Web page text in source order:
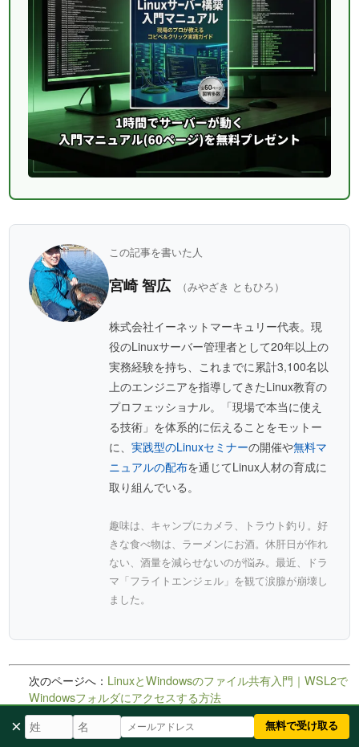
× 無料で受け取る
この記事を書いた人
宮崎 智広 （みやざき ともひろ）
株式会社イーネットマーキュリー代表。現
役のLinuxサーバー管理者として20年以上の
実務経験を持ち、これまでに累計3,100名以
上のエンジニアを指導してきたLinux教育の
プロフェッショナル。「現場で本当に使え
る技術」を体系的に伝えることをモットー
に、実践型のLinuxセミナーの開催や無料マ
ニュアルの配布を通じてLinux人材の育成に
取り組んでいる。
趣味は、キャンプにカメラ、トラウト釣り。好
きな食べ物は、ラーメンにお酒。休肝日が作れ
ない、酒量を減らせないのが悩み。最近、ドラ
マ「フライトエンジェル」を観て涙腺が崩壊し
ました。
次のページへ： LinuxとWindowsのファイル共有入門｜WSL2で
Windowsフォルダにアクセスする方法
前のページへ：Lubuntuとは？Ubuntu公式の軽量版をインスト
ールして古いPCで使う方法【初心者向け】